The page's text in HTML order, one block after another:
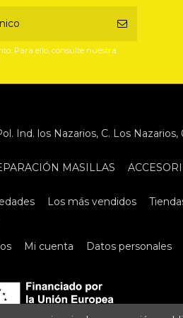
Para ello, consulte nuestra
Ind. los Nazarios, C. Los
MASILLAS
Los más vendidos
Mi cuenta Datos personales